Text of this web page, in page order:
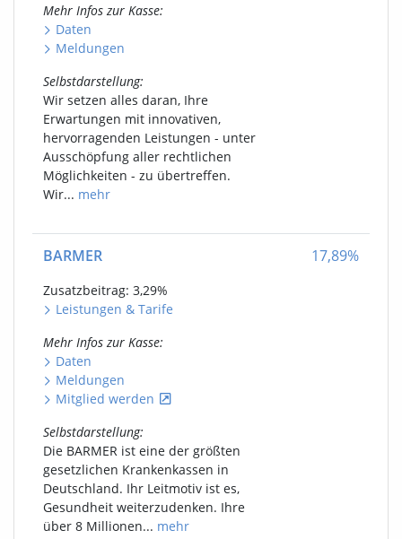
Mehr Infos zur Kasse:
Daten
Meldungen
Selbstdarstellung:
Wir setzen alles daran, Ihre
Erwartungen mit innovativen,
hervorragenden Leistungen - unter
Ausschöpfung aller rechtlichen
Möglichkeiten - zu übertreffen.
Wir... mehr
BARMER
Zusatzbeitrag: 3,29%
Leistungen &Tarife
Mehr Infos zur Kasse:
Daten
Meldungen
Mitglied werden
Selbstdarstellung:
Die BARMER ist eine der größten
gesetzlichen Krankenkassen in
Deutschland. Ihr Leitmotiv ist es,
Gesundheit weiterzudenken. Ihre
über 8 Millionen... mehr
17,89%